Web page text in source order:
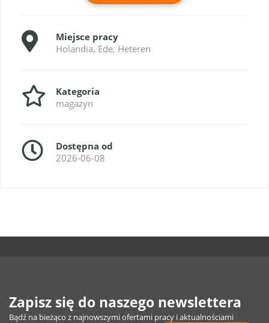
Miejsce pracy
Holandia, Ede, Heteren
Kategoria
magazyn
Dostępna od
2026-06-08
Zapisz się do naszego newslettera
Bądź na bieżąco z najnowszymi ofertami pracy i aktualnościami